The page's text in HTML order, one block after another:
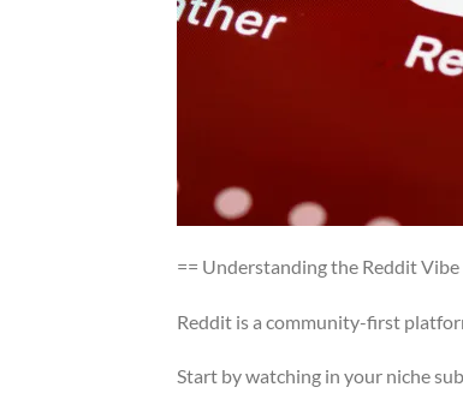
== Understanding the Reddit Vibe
Reddit is a community-first
Start by watching in your niche